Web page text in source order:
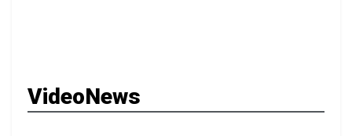
VideoNews